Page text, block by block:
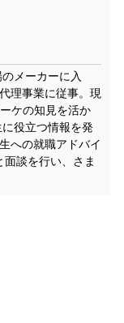
メーカーに入
理事業に従事。現
ケの知見を活か
役立つ情報を発
への就職アドバイ
談を行い、さま